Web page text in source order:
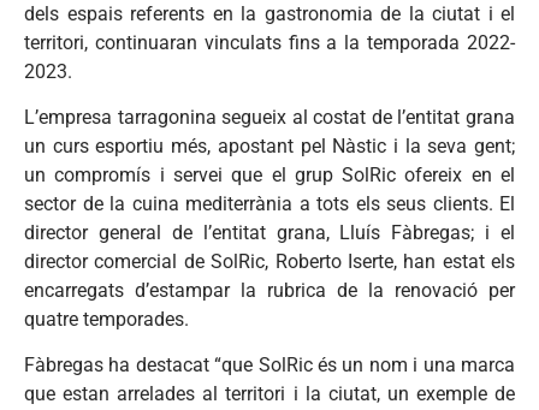
dels espais referents en la gastronomia de la ciutat i el
territori, continuaran vinculats fins a la temporada 2022-
2023.
L’empresa tarragonina segueix al costat de l’entitat grana
un curs esportiu més, apostant pel Nàstic i la seva gent;
un compromís i servei que el grup SolRic ofereix en el
sector de la cuina mediterrània a tots els seus clients. El
director general de l’entitat grana, Lluís Fàbregas; i el
director comercial de SolRic, Roberto Iserte, han estat els
encarregats d’estampar la rubrica de la renovació per
quatre temporades.
Fàbregas ha destacat “que SolRic és un nom i una marca
que estan arrelades al territori i la ciutat, un exemple de